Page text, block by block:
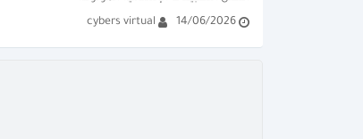
(Ayat) لتلاوة القرآن الكريم بدون...
14/06/2026
cybers virtual